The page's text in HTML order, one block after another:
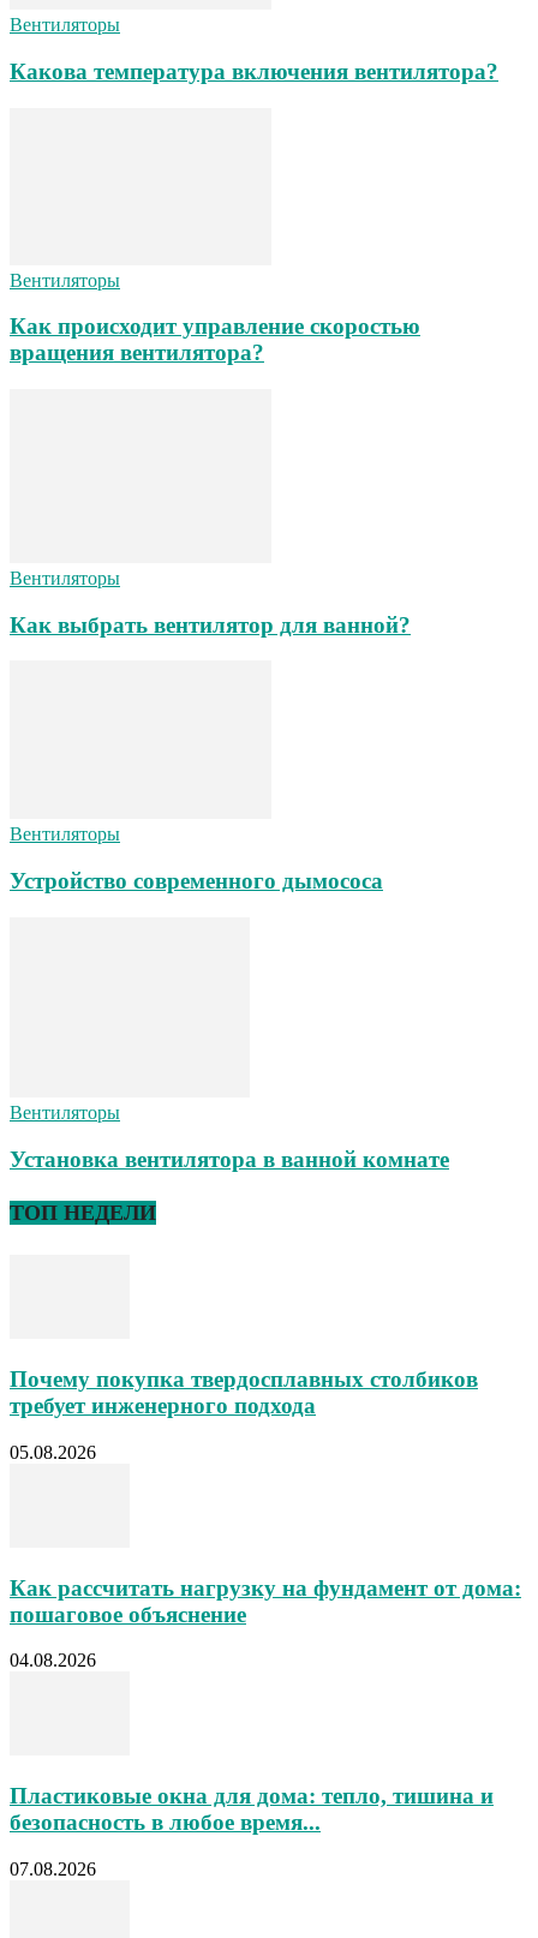
Вентиляторы
Какова температура включения вентилятора?
Вентиляторы
Как происходит управление скоростью
вращения вентилятора?
Вентиляторы
Как выбрать вентилятор для ванной?
Вентиляторы
Устройство современного дымососа
Вентиляторы
Установка вентилятора в ванной комнате
ТОП НЕДЕЛИ
Почему покупка твердосплавных столбиков
требует инженерного подхода
05.08.2026
Как рассчитать нагрузку на фундамент от дома:
пошаговое объяснение
04.08.2026
Пластиковые окна для дома: тепло, тишина и
безопасность в любое время...
07.08.2026